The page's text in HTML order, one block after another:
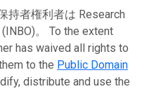
持者権利者は Research
。 To the extent
has waived all rights to
to the Public Domain
distribute and use the